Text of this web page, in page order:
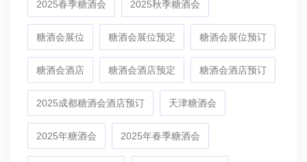
2025春季糖酒会 2025秋季糖酒会
糖酒会展位 糖酒会展位预定 糖酒会展位预订
糖酒会酒店 糖酒会酒店预定 糖酒会酒店预订
2025成都糖酒会酒店预订 天津糖酒会
2025年糖酒会 2025年春季糖酒会